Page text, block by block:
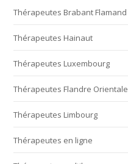
Thérapeutes Brabant Flamand
Thérapeutes Hainaut
Thérapeutes Luxembourg
Thérapeutes Flandre Orientale
Thérapeutes Limbourg
Thérapeutes en ligne